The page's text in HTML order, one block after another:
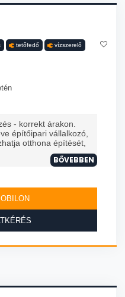
tetőfedő vízszerelő
- korrekt árakon.
építőipari vállalkozó,
otthona építését,
BŐVEBBEN